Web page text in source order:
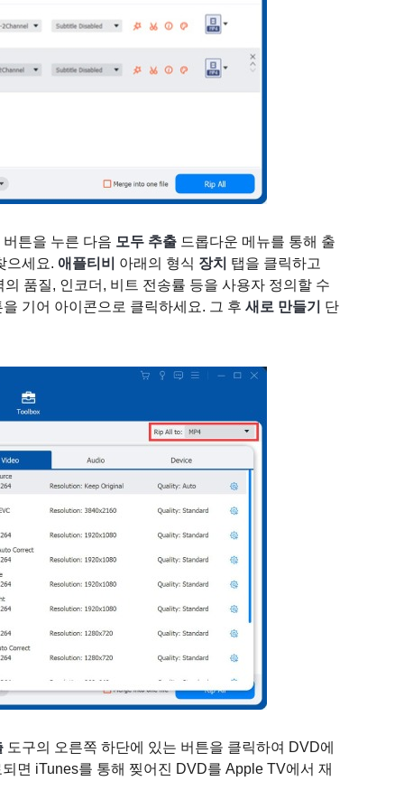
버튼을 누른 다음 모두 추출 드롭다운 메뉴를 통해 출
으세요. 애플티비 아래의 형식 장치 탭을 클릭하고
품질, 인코더, 비트 전송률 등을 사용자 정의할 수
기어 아이콘으로 클릭하세요. 그 후 새로 만들기 단
도구의 오른쪽 하단에 있는 버튼을 클릭하여 DVD에
면 iTunes를 통해 찢어진 DVD를 Apple TV에서 재